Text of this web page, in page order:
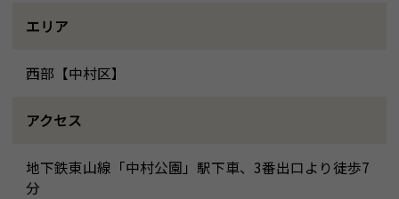
エリア
西部【中村区】
アクセス
地下鉄東山線「中村公園」駅下車、3番出口より徒歩7
分